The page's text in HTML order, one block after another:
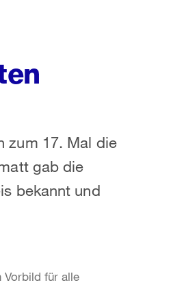
zum 17. Mal die
gab die
bekannt und
Vorbild für alle